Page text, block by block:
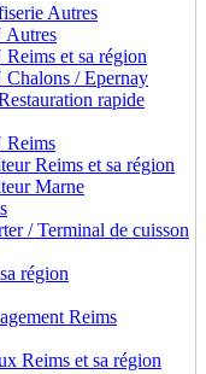
Autres
Autres
et sa région
/ Epernay
rapide
Reims
Reims et sa région
Marne
/ Terminal de cuisson
région
Reims
Reims et sa région